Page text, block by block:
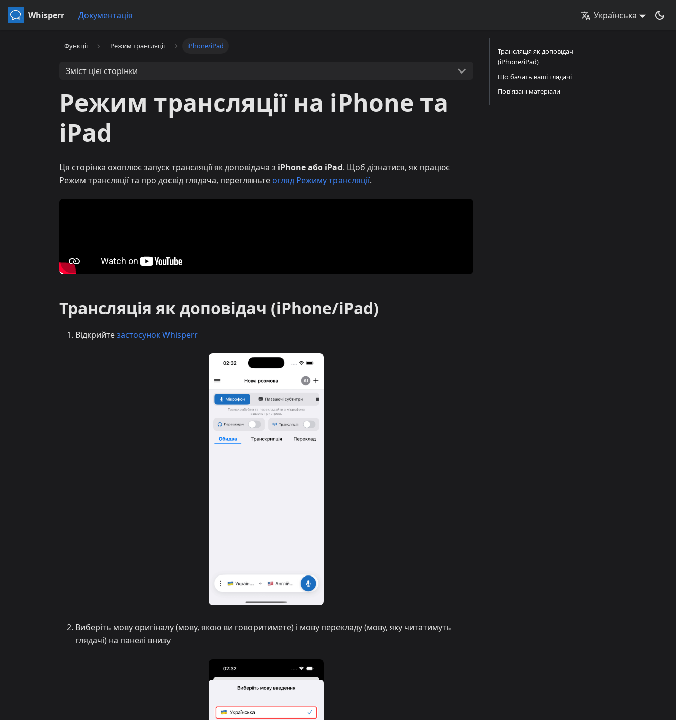
Whisperr Документація Українська
Функції Режим трансляції iPhone/iPad
Зміст цієї сторінки
Режим трансляції на iPhone та
iPad
Ця сторінка охоплює запуск трансляції як доповідача з iPhone або iPad. Щоб дізнатися, як працює
Режим трансляції та про досвід глядача, перегляньте огляд Режиму трансляції.
Трансляція як доповідач (iPhone/iPad)
Відкрийтезастосунок Whisperr
Виберіть мову оригіналу (мову, якою ви говоритимете) і мову перекладу (мову, яку читатимуть
глядачі) на панелі внизу
Трансляція як доповідач
(iPhone/iPad)
Що бачать ваші глядачі
Пов'язані матеріали